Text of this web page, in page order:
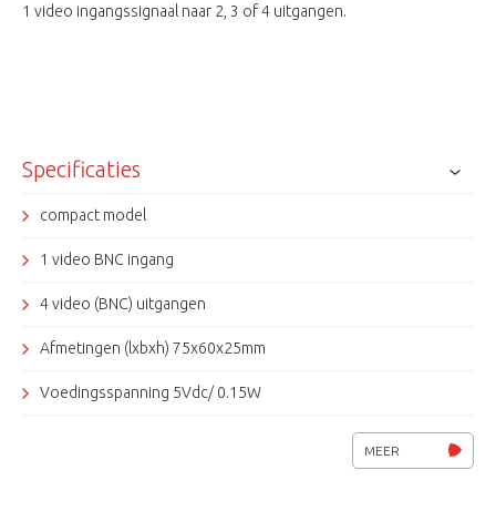
1 video ingangssignaal naar 2, 3 of 4 uitgangen.
Specificaties
compact model
1 video BNC ingang
4 video (BNC) uitgangen
Afmetingen (lxbxh) 75x60x25mm
Voedingsspanning 5Vdc/ 0.15W
MEER